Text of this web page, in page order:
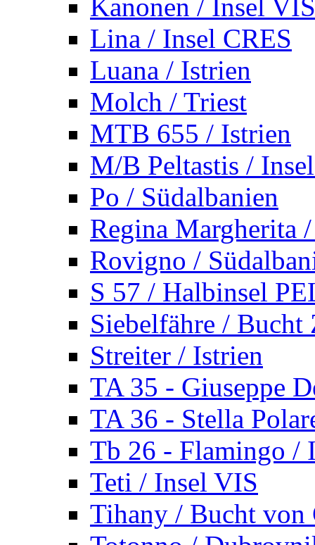
Kanonen / Insel VIS
Lina / Insel CRES
Luana / Istrien
Molch / Triest
MTB 655 / Istrien
M/B Peltastis /
Po / Südalbanien
Regina Margherita
Rovigno /
S 57 / Halbinsel
Siebelfähre / Bucht
Streiter / Istrien
TA 35 - Giuseppe
TA 36 - Stella
Tb 26 - Flamingo /
Teti / Insel VIS
Tihany / Bucht von